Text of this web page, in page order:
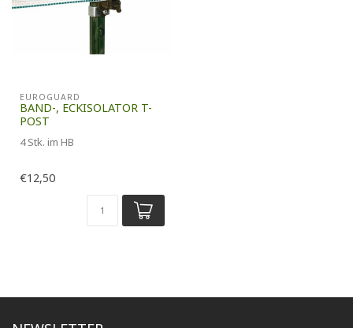
EUROGUARD
BAND-, ECKISOLATOR T-
POST
4 Stk. im HB
€12,50